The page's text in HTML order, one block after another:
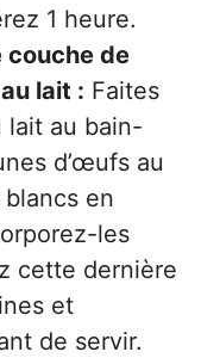
1 heure.
couche de
lait : Faites
lait au bain-
d’œufs au
en
les
cette dernière
et
de servir.